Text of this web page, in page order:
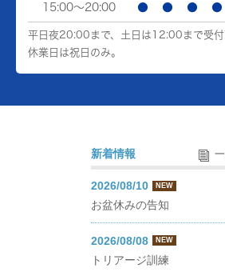
15:00～20:00
● ● ● ●
平日夜20:00まで、土日は12:00まで受付
休業日は祝日のみ。
新着情報
2026/08/10 NEW
お盆休みの告知
2026/08/08 NEW
トリアージ訓練